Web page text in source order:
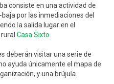
consiste en una actividad de
por las inmediaciones del
la salida lugar en el
Casa Sixto
deberán visitar una serie de
ayuda únicamente el mapa de
y una brújula.